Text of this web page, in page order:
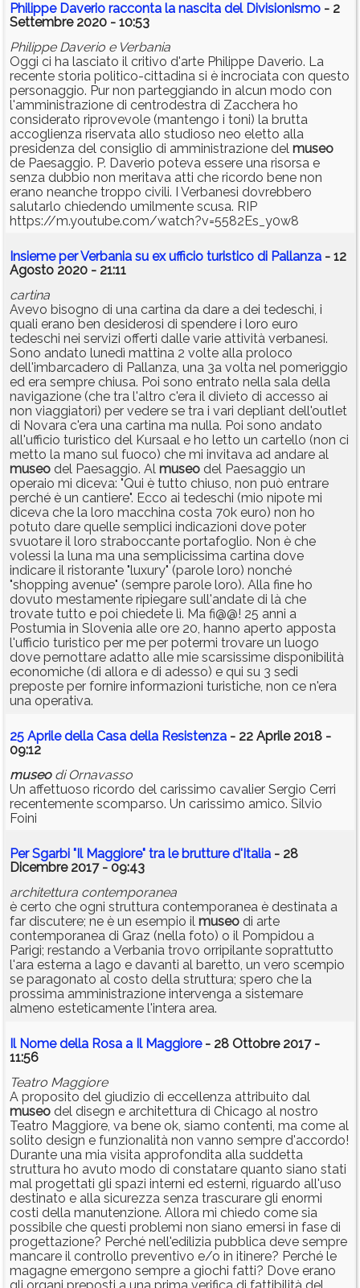
Philippe Daverio racconta la nascita del Divisionismo - 2
Settembre 2020 - 10:53
Philippe Daverio e Verbania
Oggi ci ha lasciato il critivo d'arte Philippe Daverio. La
recente storia politico-cittadina si è incrociata con questo
personaggio. Pur non parteggiando in alcun modo con
l'amministrazione di centrodestra di Zacchera ho
considerato riprovevole (mantengo i toni) la brutta
accoglienza riservata allo studioso neo eletto alla
presidenza del consiglio di amministrazione del museo
de Paesaggio. P. Daverio poteva essere una risorsa e
senza dubbio non meritava atti che ricordo bene non
erano neanche troppo civili. I Verbanesi dovrebbero
salutarlo chiedendo umilmente scusa. RIP
https://m.youtube.com/watch?v=5582Es_y0w8
Insieme per Verbania su ex ufficio turistico di Pallanza - 12
Agosto 2020 - 21:11
cartina
Avevo bisogno di una cartina da dare a dei tedeschi, i
quali erano ben desiderosi di spendere i loro euro
tedeschi nei servizi offerti dalle varie attività verbanesi.
Sono andato lunedì mattina 2 volte alla proloco
dell'imbarcadero di Pallanza, una 3a volta nel pomeriggio
ed era sempre chiusa. Poi sono entrato nella sala della
navigazione (che tra l'altro c'era il divieto di accesso ai
non viaggiatori) per vedere se tra i vari depliant dell'outlet
di Novara c'era una cartina ma nulla. Poi sono andato
all'ufficio turistico del Kursaal e ho letto un cartello (non ci
metto la mano sul fuoco) che mi invitava ad andare al
museo del Paesaggio. Al museo del Paesaggio un
operaio mi diceva: "Qui è tutto chiuso, non può entrare
perché è un cantiere". Ecco ai tedeschi (mio nipote mi
diceva che la loro macchina costa 70k euro) non ho
potuto dare quelle semplici indicazioni dove poter
svuotare il loro straboccante portafoglio. Non è che
volessi la luna ma una semplicissima cartina dove
indicare il ristorante "luxury" (parole loro) nonché
"shopping avenue" (sempre parole loro). Alla fine ho
dovuto mestamente ripiegare sull'andate di là che
trovate tutto e poi chiedete lì. Ma fi@@! 25 anni a
Postumia in Slovenia alle ore 20, hanno aperto apposta
l'ufficio turistico per me per potermi trovare un luogo
dove pernottare adatto alle mie scarsissime disponibilità
economiche (di allora e di adesso) e qui su 3 sedi
preposte per fornire informazioni turistiche, non ce n'era
una operativa.
25 Aprile della Casa della Resistenza - 22 Aprile 2018 -
09:12
museodi Ornavasso
Un affettuoso ricordo del carissimo cavalier Sergio Cerri
recentemente scomparso. Un carissimo amico. Silvio
Foini
Per Sgarbi "Il Maggiore" tra le brutture d'Italia - 28
Dicembre 2017 - 09:43
architettura contemporanea
è certo che ogni struttura contemporanea è destinata a
far discutere; ne è un esempio il museo di arte
contemporanea di Graz (nella foto) o il Pompidou a
Parigi; restando a Verbania trovo orripilante soprattutto
l'ara esterna a lago e davanti al baretto, un vero scempio
se paragonato al costo della struttura; spero che la
prossima amministrazione intervenga a sistemare
almeno esteticamente l'intera area.
Il Nome della Rosa a Il Maggiore- 28 Ottobre 2017 -
11:56
Teatro Maggiore
A proposito del giudizio di eccellenza attribuito dal
museo del disegn e architettura di Chicago al nostro
Teatro Maggiore, va bene ok, siamo contenti, ma come al
solito design e funzionalità non vanno sempre d'accordo!
Durante una mia visita approfondita alla suddetta
struttura ho avuto modo di constatare quanto siano stati
mal progettati gli spazi interni ed esterni, riguardo all'uso
destinato e alla sicurezza senza trascurare gli enormi
costi della manutenzione. Allora mi chiedo come sia
possibile che questi problemi non siano emersi in fase di
progettazione? Perché nell'edilizia pubblica deve sempre
mancare il controllo preventivo e/o in itinere? Perché le
magagne emergono sempre a giochi fatti? Dove erano